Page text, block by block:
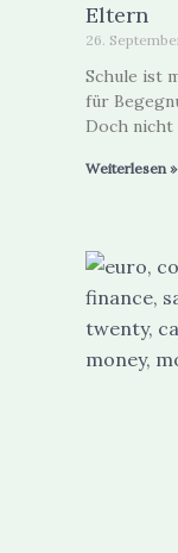
Eltern
26.
Schule ist
für
Doch nicht
Weiterlesen »